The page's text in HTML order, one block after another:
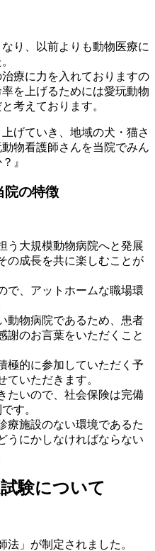
り、以前よりも動物医療に
療に力を入れておりますの
を上げるためには愛玩動物
考えております。
げていき、地域の犬・猫さ
物看護師さんを当院でみん
』
院の特徴
う大規模動物病院へと発展
の成長を共に楽しむことが
で、アットホームな職場環
動物病院であるため、患者
謝のお言葉をいただくこと
極的に参加していただく予
ていただきます。
たいので、社会保険は完備
す。
療施設のない環境であるた
うにかしなければならない
験について
」が制定されました。